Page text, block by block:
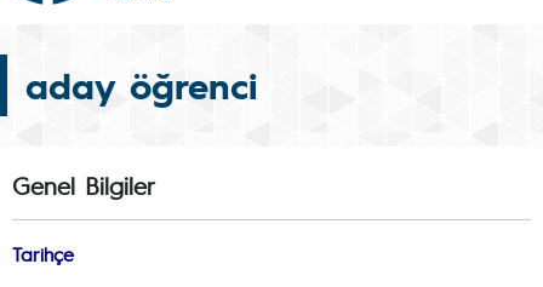
aday öğrenci
Genel Bilgiler
Tarihçe